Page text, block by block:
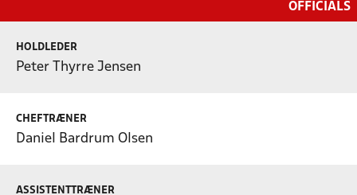
OFFICIALS
HOLDLEDER
Peter Thyrre Jensen
CHEFTRÆNER
Daniel Bardrum Olsen
ASSISTENTTRÆNER